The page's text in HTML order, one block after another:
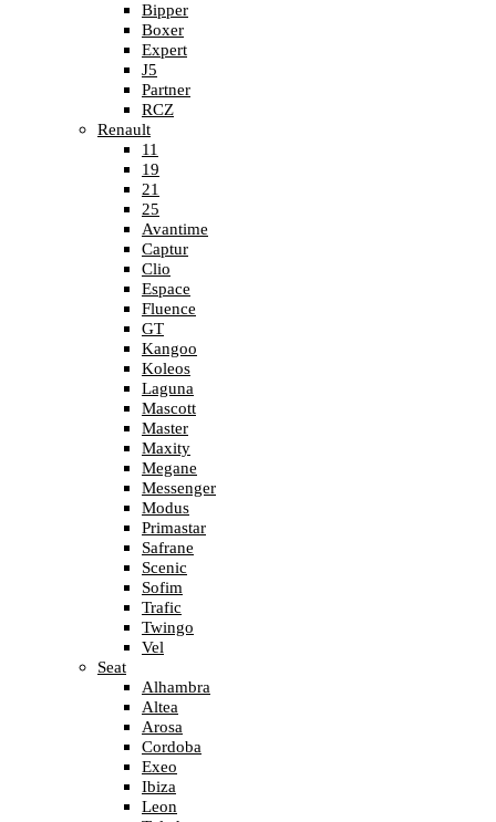
Bipper
Boxer
Expert
J5
Partner
RCZ
Renault
11
19
21
25
Avantime
Captur
Clio
Espace
Fluence
GT
Kangoo
Koleos
Laguna
Mascott
Master
Maxity
Megane
Messenger
Modus
Primastar
Safrane
Scenic
Sofim
Trafic
Twingo
Vel
Seat
Alhambra
Altea
Arosa
Cordoba
Exeo
Ibiza
Leon